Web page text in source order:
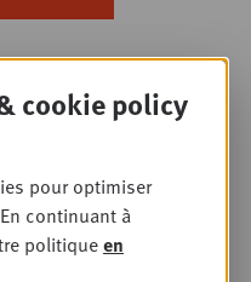
aan de
toeval!
cookie policy
pour optimiser
continuant à
politiqueen